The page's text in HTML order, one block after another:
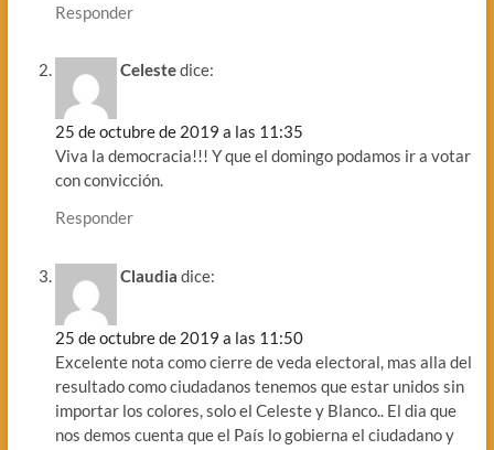
Responder
Celestedice:
25 de octubre de 2019 a las 11:35
Viva la democracia!!! Y que el domingo podamos ir a votar
con convicción.
Responder
Claudia dice:
25 de octubre de 2019 a las 11:50
Excelente nota como cierre de veda electoral, mas alla del
resultado como ciudadanos tenemos que estar unidos sin
importar los colores, solo el Celeste y Blanco.. El dia que
nos demos cuenta que el País lo gobierna el ciudadano y